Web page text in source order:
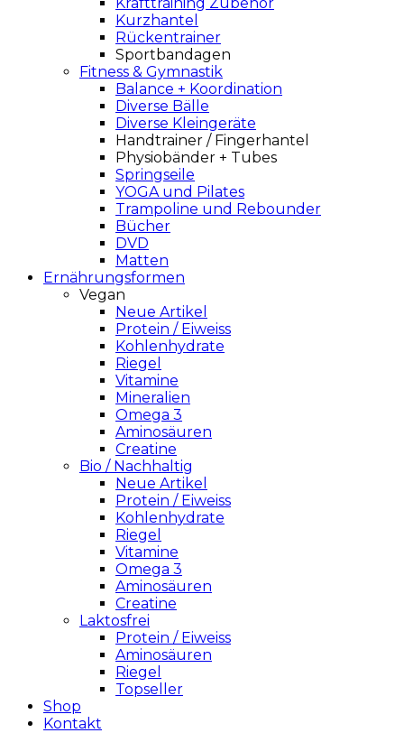
Kurzhantel
Rückentrainer
Sportbandagen
Fitness & Gymnastik
Balance + Koordination
Diverse Bälle
Diverse Kleingeräte
Handtrainer / Fingerhantel
Physiobänder + Tubes
Springseile
YOGA und Pilates
Trampoline und Rebounder
Bücher
DVD
Matten
Ernährungsformen
Vegan
Neue Artikel
Protein / Eiweiss
Kohlenhydrate
Riegel
Vitamine
Mineralien
Omega 3
Aminosäuren
Creatine
Bio / Nachhaltig
Neue Artikel
Protein / Eiweiss
Kohlenhydrate
Riegel
Vitamine
Omega 3
Aminosäuren
Creatine
Laktosfrei
Protein / Eiweiss
Aminosäuren
Riegel
Topseller
Shop
Kontakt